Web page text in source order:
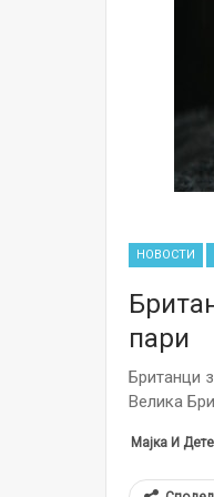
НОВОСТИ
пари
Британци
Велика
Мајка И Дете